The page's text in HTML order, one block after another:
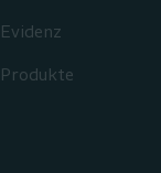
Evidenz
Produkte